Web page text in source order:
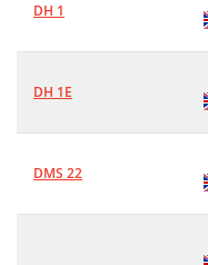
DH 1
DH 1E
DMS 22